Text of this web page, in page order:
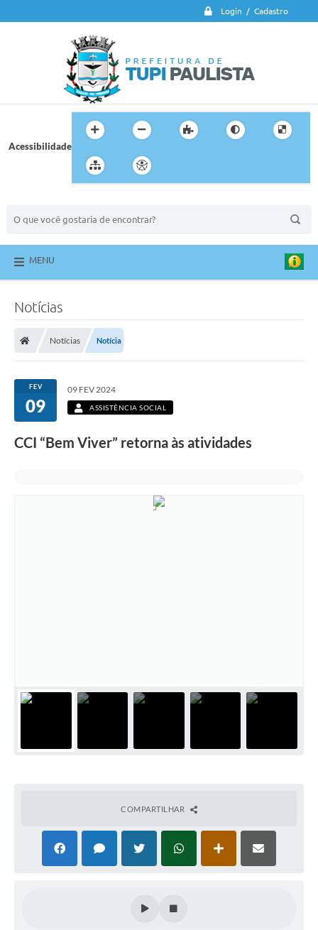
Login / Cadastro
Acessibilidade
MENU
Notícias
Notícias Notícia
FEV
09
09 FEV 2024
ASSISTÊNCIA SOCIAL
CCI “Bem Viver” retorna às atividades
COMPARTILHAR